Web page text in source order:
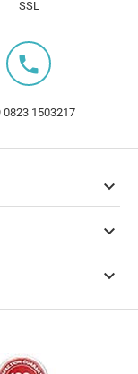
SSL
local_phone
0823 1503217


